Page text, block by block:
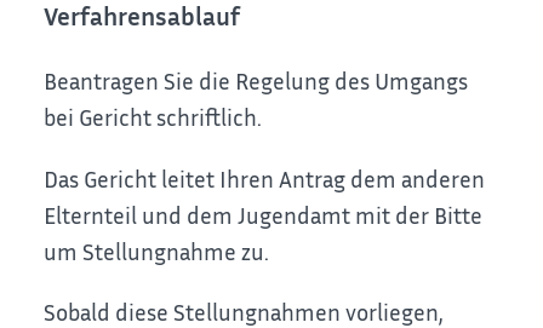
Verfahrensablauf
Beantragen Sie die Regelung des Umgangs
bei Gericht schriftlich.
Das Gericht leitet Ihren Antrag dem anderen
Elternteil und dem Jugendamt mit der Bitte
um Stellungnahme zu.
Sobald diese Stellungnahmen vorliegen,